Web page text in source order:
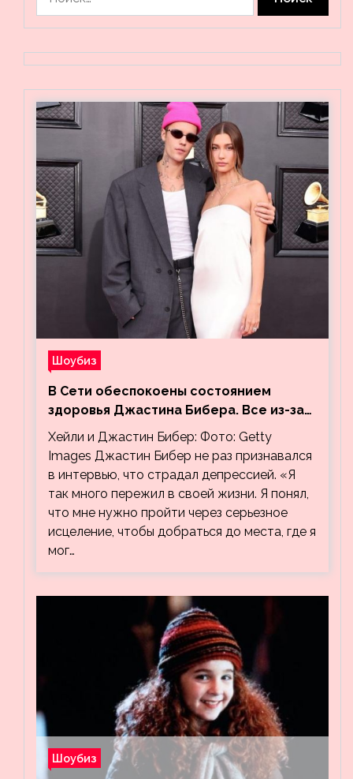
Шоубиз
В Сети обеспокоены состоянием
здоровья Джастина Бибера. Все из-за
видео, на котором его успокаивает
Хейли
Хейли и Джастин Бибер: Фото: Getty
Images Джастин Бибер не раз признавался
в интервью, что страдал депрессией. «Я
так много пережил в своей жизни. Я понял,
что мне нужно пройти через серьезное
исцеление, чтобы добраться до места, где я
мог…
Шоубиз